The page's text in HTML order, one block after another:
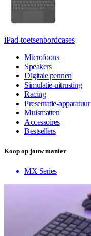
iPad-toetsenbordcases
Microfoons
Speakers
Digitale pennen
Simulatie-uitrusting
Racing
Presentatie-apparatuur
Muismatten
Accessoires
Bestsellers
Koop op jouw manier
MX Series